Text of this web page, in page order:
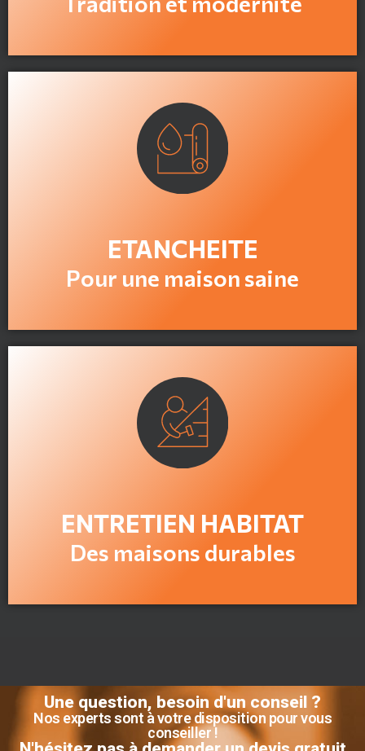
ETANCHEITE
Pour une maison saine
ENTRETIEN HABITAT
Des maisons durables
Une question, besoin d'un conseil ?
Nos experts sont à votre disposition pour vous
conseiller !